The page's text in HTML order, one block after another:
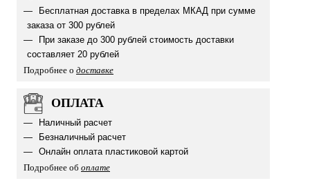
Бесплатная доставка в пределах МКАД при сумме
заказа от 300 рублей
При заказе до 300 рублей стоимость доставки
составляет 20 рублей
Подробнее о доставке
ОПЛАТА
Наличный расчет
Безналичный расчет
Онлайн оплата пластиковой картой
Подробнее об оплате